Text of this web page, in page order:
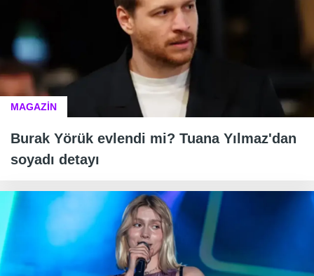
MAGAZİN
Burak Yörük evlendi mi? Tuana Yılmaz'dan
soyadı detayı